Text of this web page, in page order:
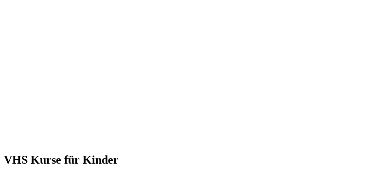
VHS Kurse für Kinder